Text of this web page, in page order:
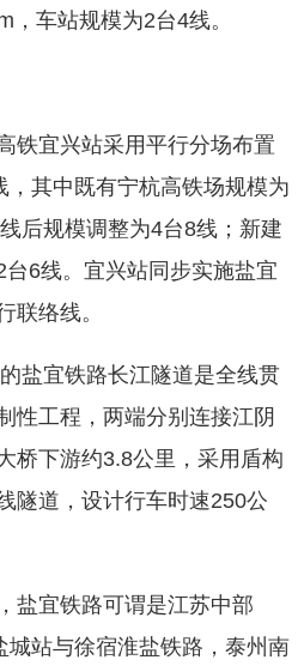
车站规模为2台4线。
宜兴站采用平行分场布置
其中既有宁杭高铁场规模为
后规模调整为4台8线；新建
6线。宜兴站同步实施盐宜
联络线。
宜铁路长江隧道是全线贯
性工程，两端分别连接江阴
桥下游约3.8公里，采用盾构
隧道，设计行车时速250公
宜铁路可谓是江苏中部
城站与徐宿淮盐铁路，泰州南